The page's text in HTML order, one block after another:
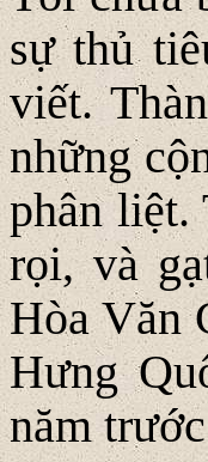
sự thủ
viết.
những
phân liệt.
rọi, và
Hòa Văn
Hưng
năm trước